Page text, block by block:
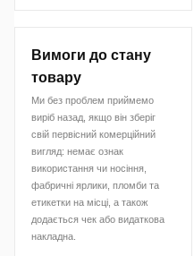
Вимоги до стану
товару
Ми без проблем приймемо
виріб назад, якщо він зберіг
свій первісний комерційний
вигляд: немає ознак
використання чи носіння,
фабричні ярлики, пломби та
етикетки на місці, а також
додається чек або видаткова
накладна.